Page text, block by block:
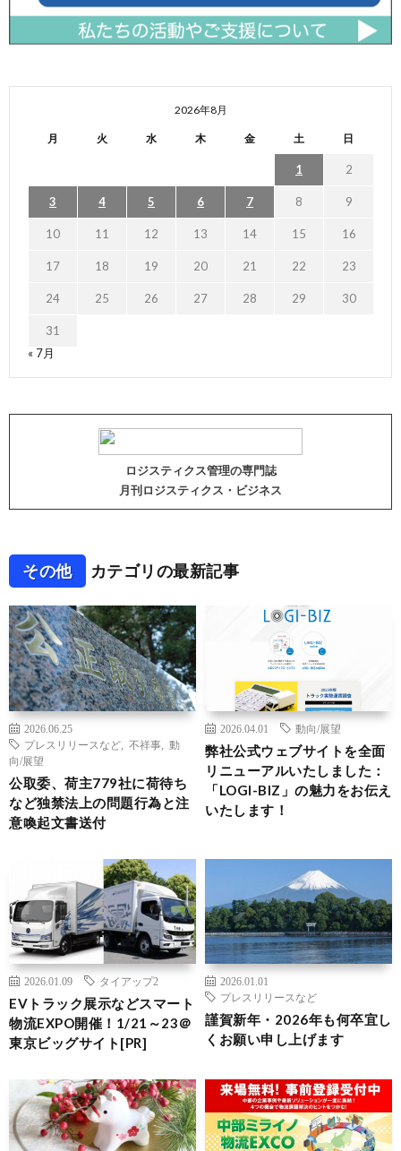
2026年8月
月 火 水 木 金 土 日
1 2
3 4 5 6 7 8 9
10 11 12 13 14 15 16
17 18 19 20 21 22 23
24 25 26 27 28 29 30
31
« 7月
ロジスティクス管理の専門誌
月刊ロジスティクス・ビジネス
その他 カテゴリの最新記事
2026.06.25
プレスリリースなど
不祥事
動
向/展望
公取委、荷主779社に荷待ち
など独禁法上の問題行為と注
意喚起文書送付
2026.04.01 動向/展望
弊社公式ウェブサイトを全面
リニューアルいたしました：
「LOGI-BIZ」の魅力をお伝え
いたします！
2026.01.09 タイアップ2
EVトラック展示などスマート
物流EXPO開催！1/21～23＠
東京ビッグサイト[PR]
2026.01.01
プレスリリースなど
謹賀新年・2026年も何卒宜し
くお願い申し上げます